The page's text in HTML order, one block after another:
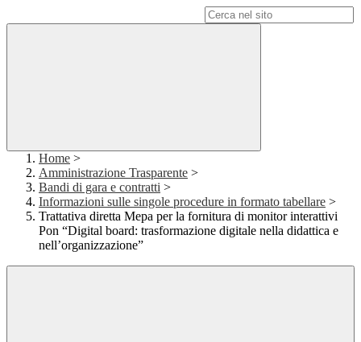
Home >
Amministrazione Trasparente >
Bandi di gara e contratti >
Informazioni sulle singole procedure in formato tabellare >
Trattativa diretta Mepa per la fornitura di monitor interattivi
Pon “Digital board: trasformazione digitale nella didattica e
nell’organizzazione”